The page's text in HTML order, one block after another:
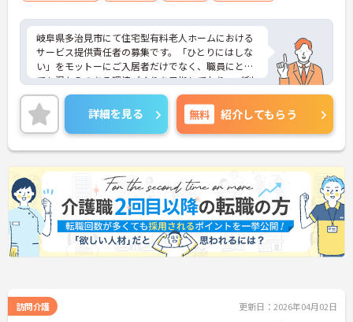
岐阜県多治見市にて住宅型有料老人ホームにおける
サービス提供責任者の募集です。「ひとりにはしな
い」をモットーにご入居者だけでなく、職員にとっ
ても温かみのある環境づくりを目指しており、ご利
用者一人ひとりに寄り添ってサービスを提供してい
ただける方を募集しています。サービス提供責任者
の経験がなくスタートされた方も多数いらっしゃい
ます。
ご興味のある方には、面接対策ポイントなど、さら
に詳細をお話しいたしますのでお気軽にご相談くだ
さい！
詳細を見る 無料 紹介してもらう
訪問介護 更新日：2026年04月02日